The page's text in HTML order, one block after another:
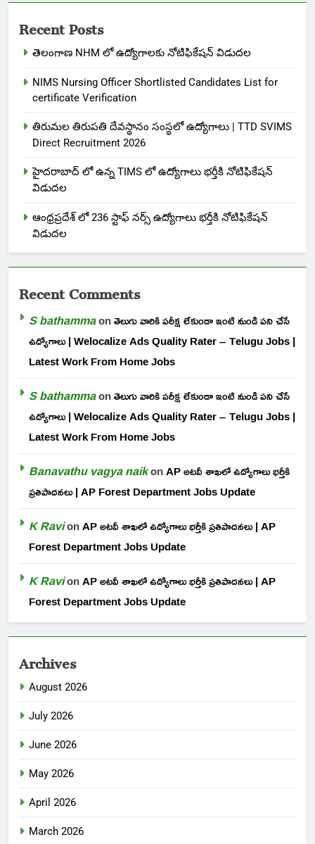
Recent Posts
తెలంగాణ NHM లో ఉద్యోగాలకు నోటిఫికేషన్ విడుదల
NIMS Nursing Officer Shortlisted Candidates List for
certificate Verification
తిరుమల తిరుపతి దేవస్థానం సంస్థలో ఉద్యోగాలు | TTD SVIMS
Direct Recruitment 2026
హైదరాబాద్ లో ఉన్న TIMS లో ఉద్యోగాలు భర్తీకి నోటిఫికేషన్
విడుదల
ఆంధ్రప్రదేశ్ లో 236 స్టాఫ్ నర్స్ ఉద్యోగాలు భర్తీకి నోటిఫికేషన్
విడుదల
Recent Comments
S bathammaonతెలుగు వారికి పరీక్ష లేకుండా ఇంటి నుండి పని చేసే
ఉద్యోగాలు | Welocalize Ads Quality Rater – Telugu Jobs |
Latest Work From Home Jobs
S bathammaonతెలుగు వారికి పరీక్ష లేకుండా ఇంటి నుండి పని చేసే
ఉద్యోగాలు | Welocalize Ads Quality Rater – Telugu Jobs |
Latest Work From Home Jobs
Banavathu vagya naikonAP అటవీ శాఖలో ఉద్యోగాలు భర్తీకి
ప్రతిపాదనలు | AP Forest Department Jobs Update
K RavionAP అటవీ శాఖలో ఉద్యోగాలు భర్తీకి ప్రతిపాదనలు | AP
Forest Department Jobs Update
K RavionAP అటవీ శాఖలో ఉద్యోగాలు భర్తీకి ప్రతిపాదనలు | AP
Forest Department Jobs Update
Archives
August 2026
July 2026
June 2026
May 2026
April 2026
March 2026